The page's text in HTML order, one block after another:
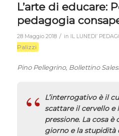
L’arte di educare:
pedagogia
28 Maggio 2018 / in IL LUNEDI’
Palizzi
Pino Pellegrino, Bollettino
L’interrogativo è il
scattare il cervello e
pressione. La cosa è
giorno e la stupidità